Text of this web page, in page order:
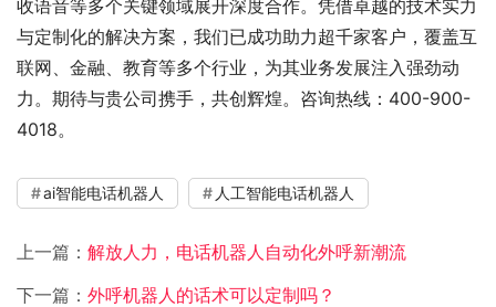
收语音等多个关键领域展开深度合作。凭借卓越的技术实力
与定制化的解决方案，我们已成功助力超千家客户，覆盖互
联网、金融、教育等多个行业，为其业务发展注入强劲动
力。期待与贵公司携手，共创辉煌。咨询热线：400-900-
4018。
ai智能电话机器人 人工智能电话机器人
上一篇： 解放人力，电话机器人自动化外呼新潮流
下一篇： 外呼机器人的话术可以定制吗？